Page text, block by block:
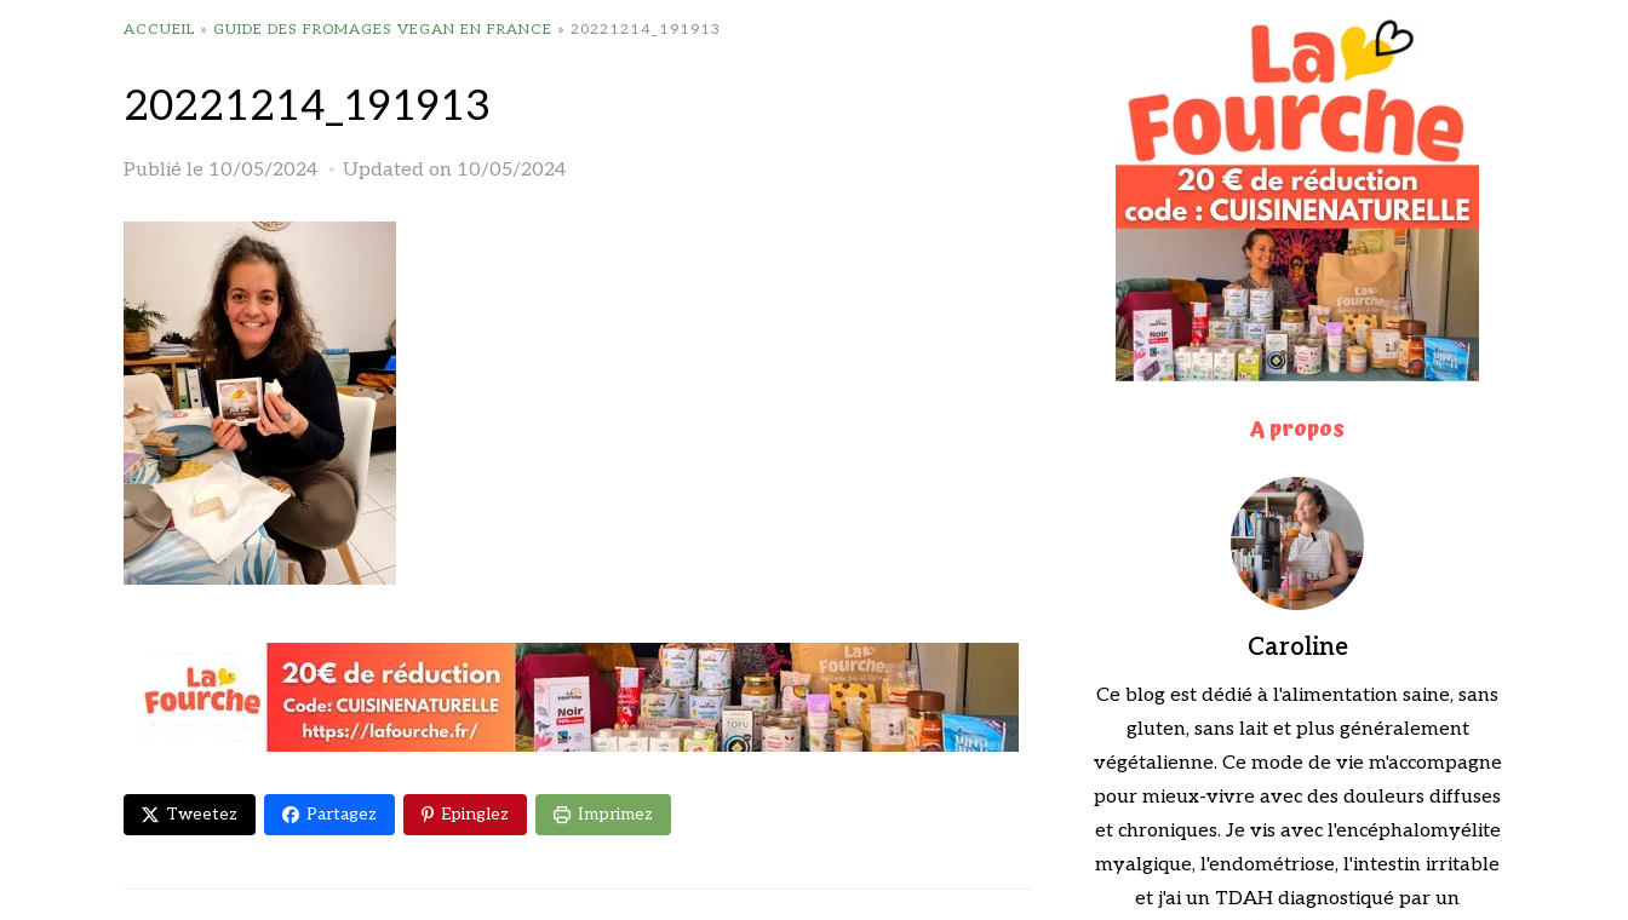
ACCUEIL » GUIDE DES FROMAGES VEGAN EN FRANCE » 20221214_191913
20221214_191913
Publié le 10/05/2024 Updated on 10/05/2024
Tweetez Partagez Epinglez Imprimez
A propos
Caroline
Ce blog est dédié à l'alimentation saine, sans
gluten, sans lait et plus généralement
végétalienne. Ce mode de vie m'accompagne
pour mieux-vivre avec des douleurs diffuses
et chroniques. Je vis avec l'encéphalomyélite
myalgique, l'endométriose, l'intestin irritable
et j'ai un TDAH diagnostiqué par un